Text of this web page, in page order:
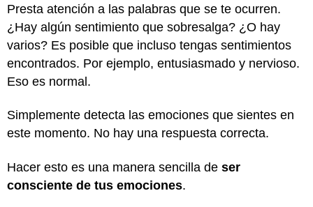
Presta atención a las palabras que se te ocurren.
¿Hay algún sentimiento que sobresalga? ¿O hay
varios? Es posible que incluso tengas sentimientos
encontrados. Por ejemplo, entusiasmado y nervioso.
Eso es normal.
Simplemente detecta las emociones que sientes en
este momento. No hay una respuesta correcta.
Hacer esto es una manera sencilla de ser
consciente de tus emociones.